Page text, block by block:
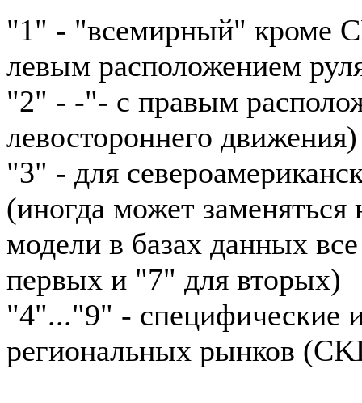
"1" - "всемирный" кроме
левым расположением
"2" - -"- с правым
левостороннего движения)
"3" - для
(иногда может
модели в базах данных
первых и "7" для вторых)
"4"..."9" - специфические
региональных рынков